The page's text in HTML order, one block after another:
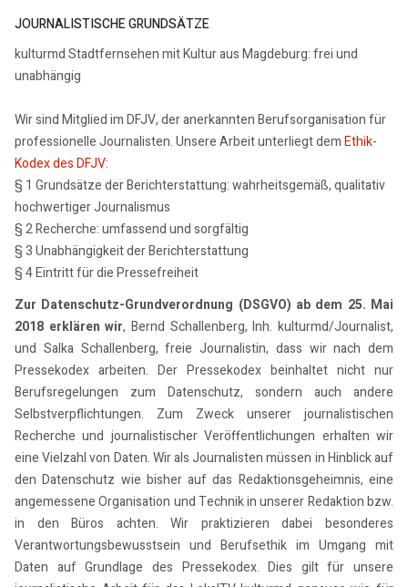
JOURNALISTISCHE GRUNDSÄTZE
kulturmd Stadtfernsehen mit Kultur aus Magdeburg: frei und
unabhängig
Wir sind Mitglied im DFJV, der anerkannten Berufsorganisation für
professionelle Journalisten. Unsere Arbeit unterliegt demEthik-
Kodex des DFJV:
§ 1 Grundsätze der Berichterstattung: wahrheitsgemäß, qualitativ
hochwertiger Journalismus
§ 2 Recherche: umfassend und sorgfältig
§ 3 Unabhängigkeit der Berichterstattung
§ 4 Eintritt für die Pressefreiheit
Zur Datenschutz-Grundverordnung (DSGVO) ab dem 25. Mai
2018 erklären wir, Bernd Schallenberg, Inh. kulturmd/Journalist,
und Salka Schallenberg, freie Journalistin, dass wir nach dem
Pressekodex arbeiten. Der Pressekodex beinhaltet nicht nur
Berufsregelungen zum Datenschutz, sondern auch andere
Selbstverpflichtungen. Zum Zweck unserer journalistischen
Recherche und journalistischer Veröffentlichungen erhalten wir
eine Vielzahl von Daten. Wir als Journalisten müssen in Hinblick auf
den Datenschutz wie bisher auf das Redaktionsgeheimnis, eine
angemessene Organisation und Technik in unserer Redaktion bzw.
in den Büros achten. Wir praktizieren dabei besonderes
Verantwortungsbewusstsein und Berufsethik im Umgang mit
Daten auf Grundlage des Pressekodex. Dies gilt für unsere